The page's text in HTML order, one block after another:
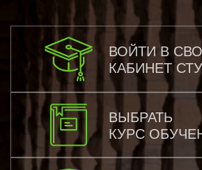
ВОЙТИ В
КАБИНЕТ
ВЫБРАТЬ
КУРС